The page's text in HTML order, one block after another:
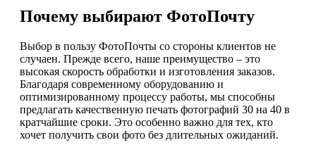
Почему выбирают ФотоПочту
Выбор в пользу ФотоПочты со стороны клиентов не
случаен. Прежде всего, наше преимущество – это
высокая скорость обработки и изготовления заказов.
Благодаря современному оборудованию и
оптимизированному процессу работы, мы способны
предлагать качественную печать фотографий 30 на 40 в
кратчайшие сроки. Это особенно важно для тех, кто
хочет получить свои фото без длительных ожиданий.